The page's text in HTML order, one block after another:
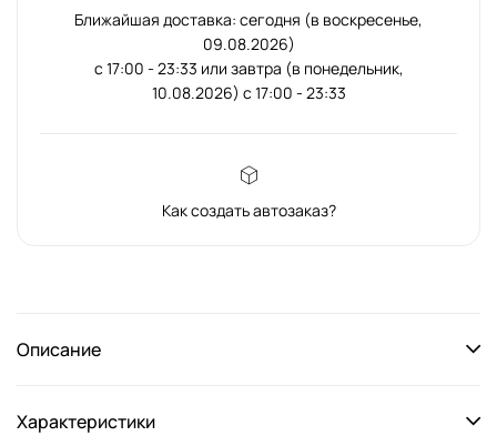
Ближайшая доставка: сегодня (в воскресенье,
09.08.2026)
с 17:00 - 23:33 или завтра (в понедельник,
10.08.2026) с 17:00 - 23:33
Как создать автозаказ?
Описание
Характеристики